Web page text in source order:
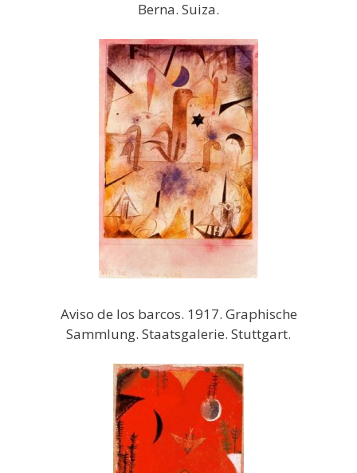
Berna. Suiza.
Aviso de los barcos. 1917. Graphische
Sammlung. Staatsgalerie. Stuttgart.